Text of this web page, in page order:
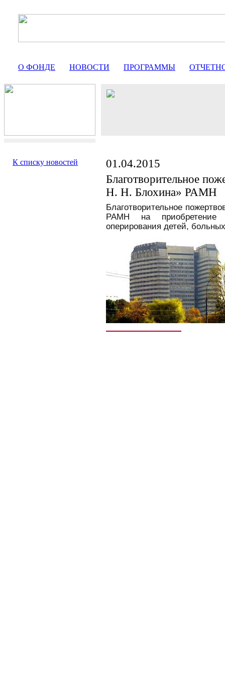
О ФОНДЕ НОВОСТИ ПРОГРАММЫ
К списку новостей
01.04.2015
Благотворительное
Н. Н. Блохина» РАМН
Благотворительное
РАМН на
оперирования детей,